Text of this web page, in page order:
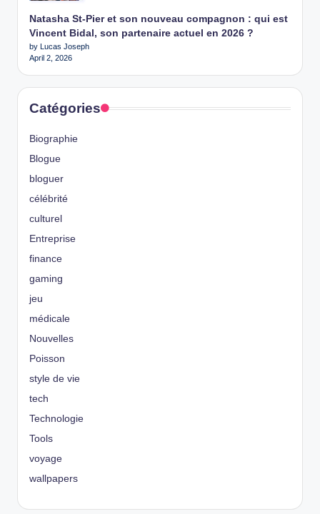
Natasha St-Pier et son nouveau compagnon : qui est
Vincent Bidal, son partenaire actuel en 2026 ?
by Lucas Joseph
April 2, 2026
Catégories
Biographie
Blogue
bloguer
célébrité
culturel
Entreprise
finance
gaming
jeu
médicale
Nouvelles
Poisson
style de vie
tech
Technologie
Tools
voyage
wallpapers